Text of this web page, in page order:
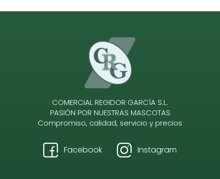
COMERCIAL REGIDOR GARCÍA S.L.
PASIÓN POR NUESTRAS MASCOTAS
Compromiso, calidad, servicio y precios
Facebook Instagram